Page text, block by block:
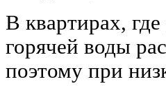
В квартирах,
горячей воды
поэтому при